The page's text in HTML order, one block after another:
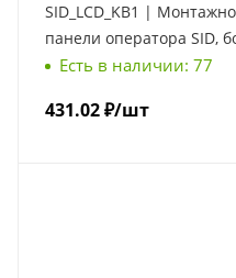
SID_LCD_KB1 |
панели оператора SID,
Есть в наличии: 77
431.02₽/шт